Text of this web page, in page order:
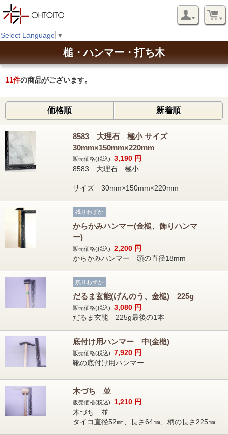
Select Language ▼
槌・ハンマー・打ち木
11件の商品がございます。
価格順 新着順
8583 大理石 極小 サイズ
30mm×150mm×220mm
販売価格(税込): 3,190 円
8583 大理石 極小
サイズ 30mm×150mm×220mm
残りわずか
からかみハンマー(金槌、飾りハンマ
ー)
販売価格(税込): 2,200 円
からかみハンマー 頭の直径18mm
残りわずか
だるま玄能(げんのう、金槌) 225g
販売価格(税込): 3,080 円
だるま玄能 225g最後の1本
底付け用ハンマー 中(金槌)
販売価格(税込): 7,920 円
靴の底付け用ハンマー
木づち 並
販売価格(税込): 1,210 円
木づち 並
タイコ直径52㎜、長さ64㎜、柄の長さ225㎜